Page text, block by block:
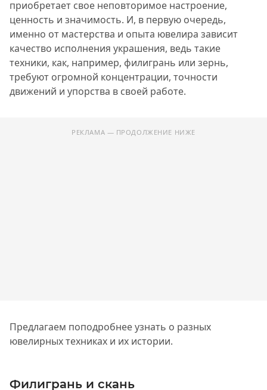
приобретает свое неповторимое настроение,
ценность и значимость. И, в первую очередь,
именно от мастерства и опыта ювелира зависит
качество исполнения украшения, ведь такие
техники, как, например, филигрань или зернь,
требуют огромной концентрации, точности
движений и упорства в своей работе.
РЕКЛАМА — ПРОДОЛЖЕНИЕ НИЖЕ
Предлагаем поподробнее узнать о разных
ювелирных техниках и их истории.
Филигрань и скань